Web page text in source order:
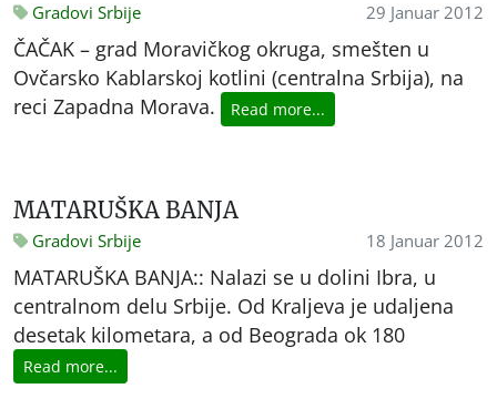
Gradovi Srbije 29 Januar 2012
ČAČAK – grad Moravičkog okruga, smešten u
Ovčarsko Kablarskoj kotlini (centralna Srbija), na
reci Zapadna Morava.
Read more...
MATARUŠKA BANJA
Gradovi Srbije 18 Januar 2012
MATARUŠKA BANJA:: Nalazi se u dolini Ibra, u
centralnom delu Srbije. Od Kraljeva je udaljena
desetak kilometara, a od Beograda ok 180
Read more...